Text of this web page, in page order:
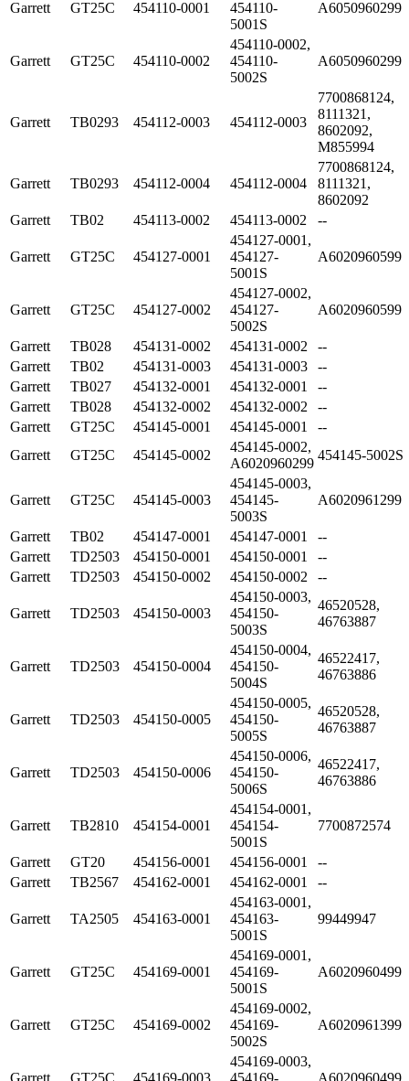
Garrett GT25C 454110-0001
454110-
5001S
A6050960299
Garrett GT25C 454110-0002
454110-0002,
454110-
5002S
A6050960299
Garrett TB0293 454112-0003 454112-0003
7700868124,
8111321,
8602092,
M855994
Garrett TB0293 454112-0004 454112-0004
7700868124,
8111321,
8602092
Garrett
TB02 454113-0002 454113-0002 --
Garrett GT25C 454127-0001
454127-0001,
454127-
5001S
A6020960599
Garrett GT25C 454127-0002
454127-0002,
454127-
5002S
A6020960599
Garrett TB028 454131-0002 454131-0002
--
Garrett
TB02 454131-0003 454131-0003
--
Garrett
TB027 454132-0001 454132-0001
--
Garrett
TB028 454132-0002 454132-0002
--
Garrett
GT25C 454145-0001 454145-0001
--
Garrett
GT25C 454145-0002
454145-0002,
A6020960299
454145-5002S
Garrett GT25C 454145-0003
454145-0003,
454145-
5003S
A6020961299
Garrett TB02 454147-0001 454147-0001
--
Garrett
TD2503 454150-0001 454150-0001
--
Garrett
TD2503 454150-0002 454150-0002 --
Garrett TD2503 454150-0003
454150-0003,
454150-
5003S
46520528,
46763887
Garrett TD2503 454150-0004
454150-0004,
454150-
5004S
46522417,
46763886
Garrett TD2503 454150-0005
454150-0005,
454150-
5005S
46520528,
46763887
Garrett TD2503 454150-0006
454150-0006,
454150-
5006S
46522417,
46763886
Garrett TB2810 454154-0001
454154-0001,
454154-
5001S
7700872574
Garrett GT20 454156-0001 454156-0001
--
Garrett
TB2567 454162-0001 454162-0001 --
Garrett TA2505 454163-0001
454163-0001,
454163-
5001S
99449947
Garrett GT25C 454169-0001
454169-0001,
454169-
5001S
A6020960499
Garrett GT25C 454169-0002
454169-0002,
454169-
5002S
A6020961399
Garrett GT25C 454169-0003
454169-0003,
454169-
A6020960499